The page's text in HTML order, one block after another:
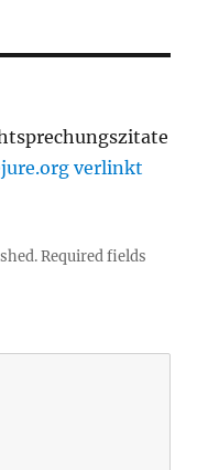
verlinkt
Required fields